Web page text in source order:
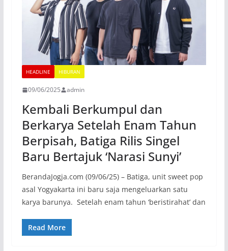
HEADLINE HIBURAN
09/06/2025 admin
Kembali Berkumpul dan
Berkarya Setelah Enam Tahun
Berpisah, Batiga Rilis Singel
Baru Bertajuk ‘Narasi Sunyi’
BerandaJogja.com (09/06/25) – Batiga, unit sweet pop
asal Yogyakarta ini baru saja mengeluarkan satu
karya barunya. Setelah enam tahun ‘beristirahat’ dan
Read More